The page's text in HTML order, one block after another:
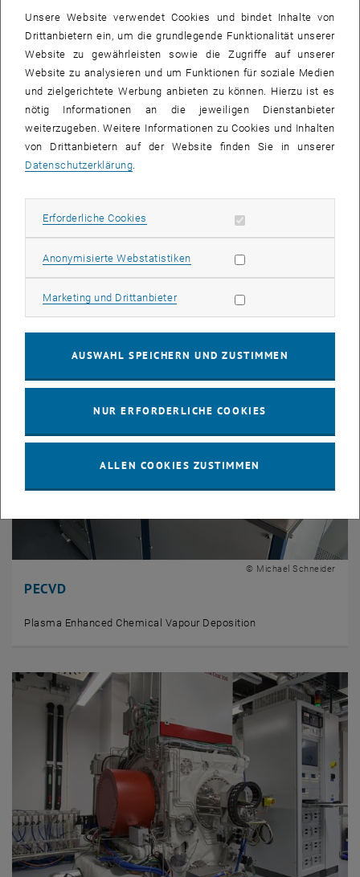
DRIE
PECVD
© Michael Schneider
Plasma Enhanced Chemical Vapour Deposition
Unsere Website verwendet Cookies und bindet Inhalte von
Drittanbietern ein, um die grundlegende Funktionalität unserer
Website zu gewährleisten sowie die Zugriffe auf unserer
Website zu analysieren und um Funktionen für soziale Medien
und zielgerichtete Werbung anbieten zu können. Hierzu ist es
nötig Informationen an die jeweiligen Dienstanbieter
weiterzugeben. Weitere Informationen zu Cookies und Inhalten
von Drittanbietern auf der Website finden Sie in unserer
Datenschutzerklärung
Erforderliche Cookies Erforderliche Cookies zulassen
Anonymisierte WebstatistikenStatistik Cookies zulassen
Marketing und DrittanbieterMarketing Cookies zulassen
AUSWAHL SPEICHERN UND ZUSTIMMEN
NUR ERFORDERLICHE COOKIES
ALLEN COOKIES ZUSTIMMEN